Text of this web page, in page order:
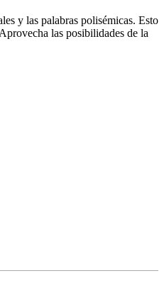
y las palabras polisémicas. Esto
las posibilidades de la